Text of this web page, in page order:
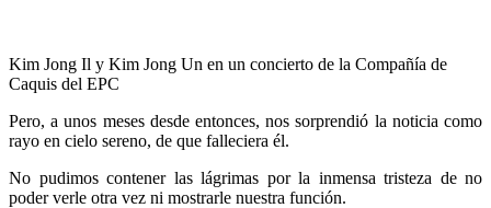
Kim Jong Il y Kim Jong Un en un concierto de la Compañía de
Caquis del EPC
Pero, a unos meses desde entonces, nos sorprendió la noticia como
rayo en cielo sereno, de que falleciera él.
No pudimos contener las lágrimas por la inmensa tristeza de no
poder verle otra vez ni mostrarle nuestra función.